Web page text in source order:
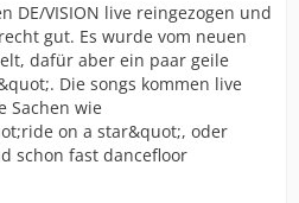
DE/VISION live reingezogen und
gut. Es wurde vom neuen
dafür aber ein paar geile
Die songs kommen live
Sachen wie
on a star&quot;, oder
schon fast dancefloor